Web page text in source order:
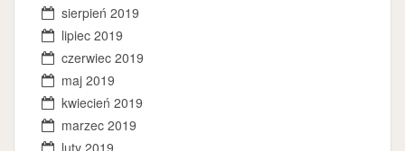
sierpień 2019
lipiec 2019
czerwiec 2019
maj 2019
kwiecień 2019
marzec 2019
luty 2019